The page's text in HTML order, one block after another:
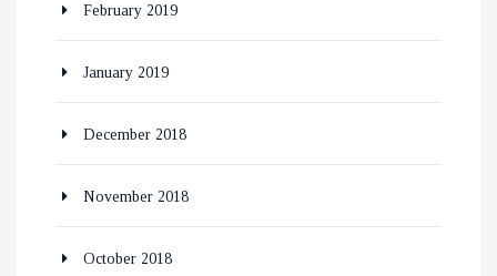
February 2019
January 2019
December 2018
November 2018
October 2018